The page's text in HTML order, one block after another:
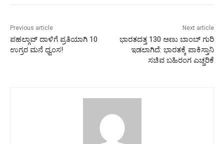
Previous article
ಪಹಲ್ಗಾವ್ ದಾಳಿಗೆ ಪ್ರತಿಯಾಗಿ 10
ಉಗ್ರರ ಮನೆ ಧ್ವಂಸ!
Next article
ಭಾರತದತ್ತ 130 ಅಣು ಬಾಂಬ್ ಗುರಿ
ಇಡಲಾಗಿದೆ: ಭಾರತಕ್ಕೆ ಪಾಕಿಸ್ತಾನಿ
ಸಚಿವ ಬಹಿರಂಗ ಎಚ್ಚರಿಕೆ